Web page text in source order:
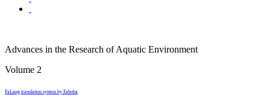
Advances in the Research of Aquatic Environment
Volume 2
FaLang translation system by Faboba